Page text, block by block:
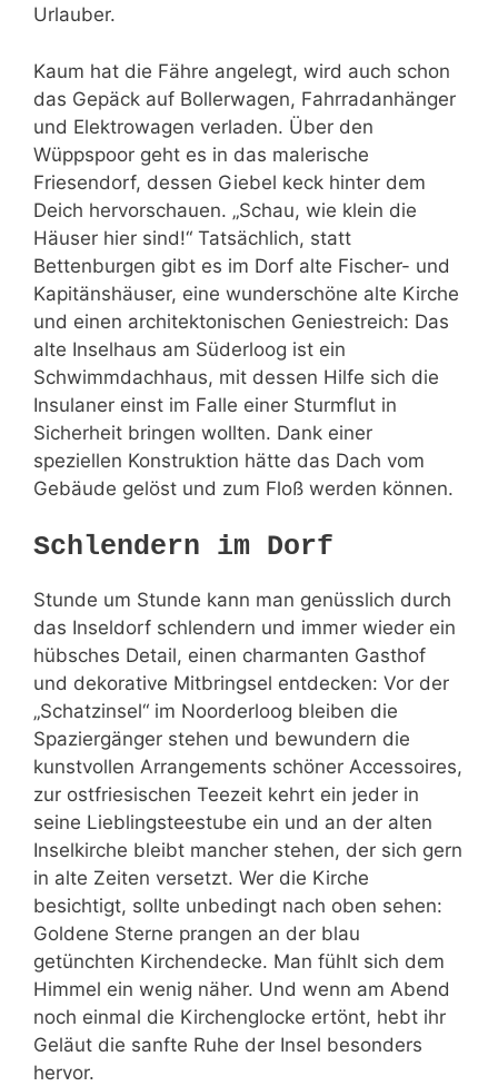
Urlauber.
Kaum hat die Fähre angelegt, wird auch schon
das Gepäck auf Bollerwagen, Fahrradanhänger
und Elektrowagen verladen. Über den
Wüppspoor geht es in das malerische
Friesendorf, dessen Giebel keck hinter dem
Deich hervorschauen. „Schau, wie klein die
Häuser hier sind!“ Tatsächlich, statt
Bettenburgen gibt es im Dorf alte Fischer- und
Kapitänshäuser, eine wunderschöne alte Kirche
und einen architektonischen Geniestreich: Das
alte Inselhaus am Süderloog ist ein
Schwimmdachhaus, mit dessen Hilfe sich die
Insulaner einst im Falle einer Sturmflut in
Sicherheit bringen wollten. Dank einer
speziellen Konstruktion hätte das Dach vom
Gebäude gelöst und zum Floß werden können.
Schlendern im Dorf
Stunde um Stunde kann man genüsslich durch
das Inseldorf schlendern und immer wieder ein
hübsches Detail, einen charmanten Gasthof
und dekorative Mitbringsel entdecken: Vor der
„Schatzinsel“ im Noorderloog bleiben die
Spaziergänger stehen und bewundern die
kunstvollen Arrangements schöner Accessoires,
zur ostfriesischen Teezeit kehrt ein jeder in
seine Lieblingsteestube ein und an der alten
Inselkirche bleibt mancher stehen, der sich gern
in alte Zeiten versetzt. Wer die Kirche
besichtigt, sollte unbedingt nach oben sehen:
Goldene Sterne prangen an der blau
getünchten Kirchendecke. Man fühlt sich dem
Himmel ein wenig näher. Und wenn am Abend
noch einmal die Kirchenglocke ertönt, hebt ihr
Geläut die sanfte Ruhe der Insel besonders
hervor.